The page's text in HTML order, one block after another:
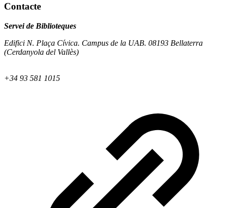
Contacte
Servei de Biblioteques
Edifici N. Plaça Cívica. Campus de la UAB. 08193 Bellaterra
(Cerdanyola del Vallès)
+34 93 581 1015